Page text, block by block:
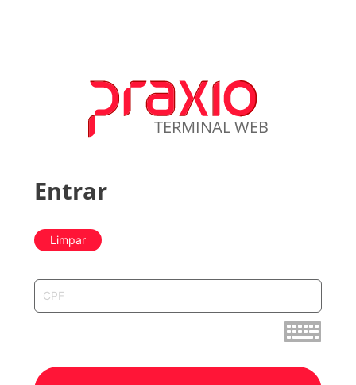
TERMINAL WEB
Entrar